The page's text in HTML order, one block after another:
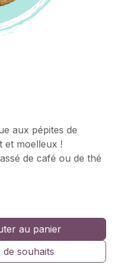
aux pépites de
et moelleux !
de café ou de thé
au panier
souhaits